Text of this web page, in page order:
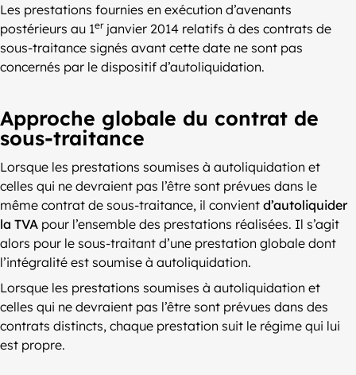
Les prestations fournies en exécution d’avenants
postérieurs au 1erjanvier 2014 relatifs à des contrats de
sous-traitance signés avant cette date ne sont pas
concernés par le dispositif d’autoliquidation.
Approche globale du contrat de
sous-traitance
Lorsque les prestations soumises à autoliquidation et
celles qui ne devraient pas l’être sont prévues dans le
même contrat de sous-traitance, il convient d’autoliquider
la TVA pour l’ensemble des prestations réalisées. Il s’agit
alors pour le sous-traitant d’une prestation globale dont
l’intégralité est soumise à autoliquidation.
Lorsque les prestations soumises à autoliquidation et
celles qui ne devraient pas l’être sont prévues dans des
contrats distincts, chaque prestation suit le régime qui lui
est propre.